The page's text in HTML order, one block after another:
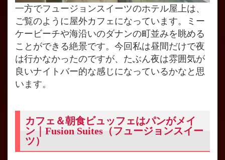
一方でフュージョンスイーツのホテル屋上は、
ご覧のように屋外カフェになっています。ミー
ケービーチや海沿いのダナンの町並みを眺める
ことができる絶景です。今回私は昼間だけで夜
は行かなかったのですが、たぶん夜は雰囲気が
良いナイトバー的な感じになっているかなと思
います。
カフェ＆朝食ビュッフェはパンがメイ
ン｜Fusion Suites（フュージョンスイー
ツ）